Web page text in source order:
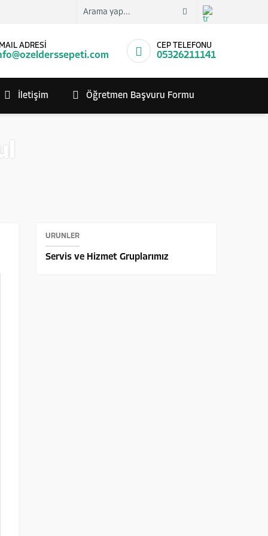
ADRESİ CEP TELEFONU
05326211141
İletişim Öğretmen Başvuru Formu
ÜRÜNLER
Servis ve Hizmet Gruplarımız